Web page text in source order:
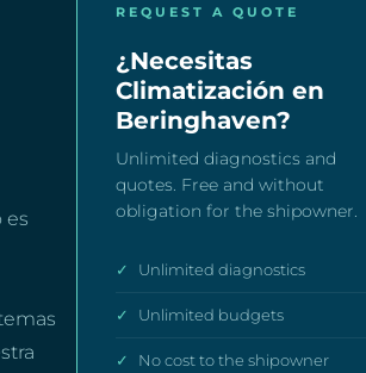
es
REQUEST A QUOTE
¿Necesitas
Climatización en
Beringhaven?
Unlimited diagnostics and
quotes. Free and without
obligation for the shipowner.
✓ Unlimited diagnostics
✓ Unlimited budgets
✓ No cost to the shipowner